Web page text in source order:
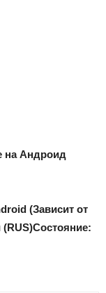
на Андроид
(Зависит от
Состояние: